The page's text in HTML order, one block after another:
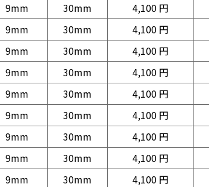
9mm 30mm 4,100 円
9mm 30mm 4,100 円
9mm 30mm 4,100 円
9mm 30mm 4,100 円
9mm 30mm 4,100 円
9mm 30mm 4,100 円
9mm 30mm 4,100 円
9mm 30mm 4,100 円
9mm 30mm 4,100 円